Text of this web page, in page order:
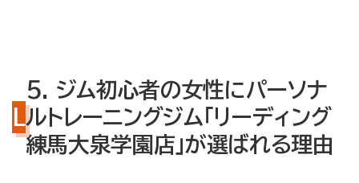
5. ジム初心者の女性にパーソナ
ルトレーニングジム「リーディング
練馬大泉学園店」が選ばれる理由